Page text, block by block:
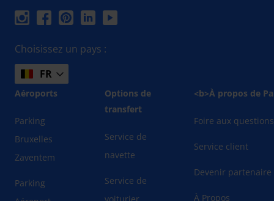
Choisissez un pays :
FR
Aéroports
Parking
Bruxelles
Zaventem
Parking
Options de
transfert
Service de
navette
Service de
<b>À propos de
Foire aux questions
Service client
Devenir partenaire
À Propos